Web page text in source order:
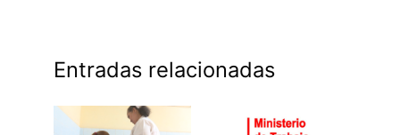
Entradas relacionadas